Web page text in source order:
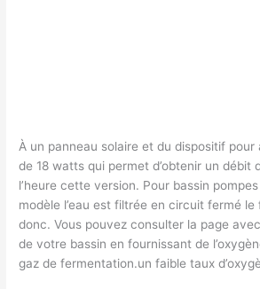
À un panneau solaire et du dispositif pour
de 18 watts qui permet d’obtenir un débit
l’heure cette version. Pour bassin
modèle l’eau est filtrée en circuit fermé
donc. Vous pouvez consulter la page
de votre bassin en fournissant de
gaz de fermentation.un faible taux